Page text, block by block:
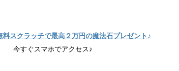
料スクラッチで最高２万円の魔法石プレゼント♪
今すぐスマホでアクセス♪